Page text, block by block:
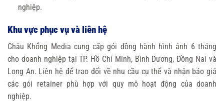
nghiệp.
Khu vực phục vụ và liên hệ
Châu Khổng Media cung cấp gói đồng hành hình ảnh 6 tháng
cho doanh nghiệp tại TP. Hồ Chí Minh, Bình Dương, Đồng Nai và
Long An. Liên hệ để trao đổi về nhu cầu cụ thể và nhận báo giá
các gói retainer phù hợp với quy mô hoạt động của doanh
nghiệp.